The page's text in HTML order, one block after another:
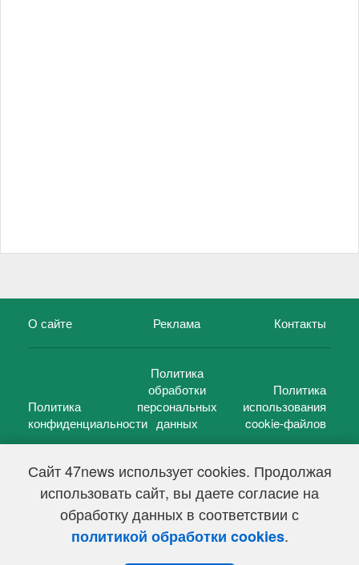
Сайт 47news использует cookies. Продолжая
использовать сайт, вы даете согласие на
обработку данных в соответствии с
политикой обработки cookies.
О сайте Реклама Контакты
Политика
конфиденциальности
Политика
обработки
персональных
данных
Политика
использования
cookie-файлов
47 новостей (47 news)2005 — 2026 г.
Свидетельство о регистрации СМИ Эл № ФС 77-39848, выдано
Федеральной службой по надзору в сфере связи,
информационных технологий и массовых коммуникаций